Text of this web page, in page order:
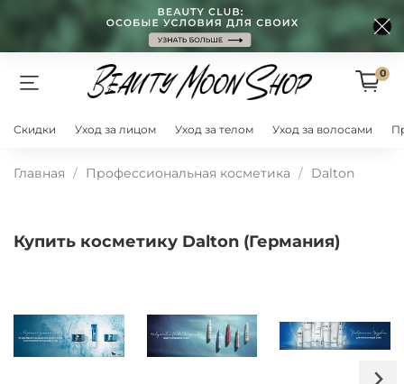
0
Скидки Уход за лицом Уход за телом Уход за волосами
Главная Профессиональная косметика Dalton
Купить косметику Dalton (Германия)